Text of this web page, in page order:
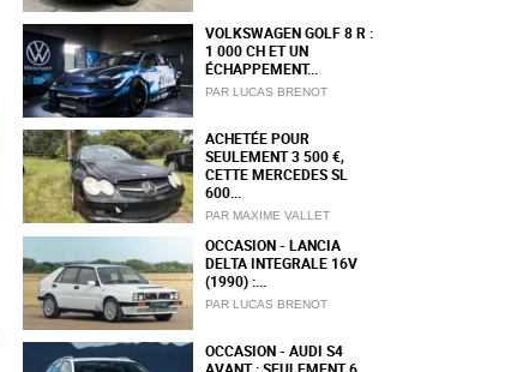
VOLKSWAGEN GOLF 8 R :
1 000 CH ET UN
ÉCHAPPEMENT...
PAR LUCAS BRENOT
ACHETÉE POUR
SEULEMENT 3 500 €,
CETTE MERCEDES SL
600...
PAR MAXIME VALLET
OCCASION - LANCIA
DELTA INTEGRALE 16V
(1990) :...
PAR LUCAS BRENOT
OCCASION - AUDI S4